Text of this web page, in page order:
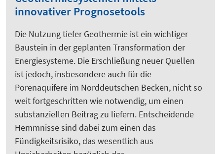
innovativer Prognosetools
Die Nutzung tiefer Geothermie ist ein wichtiger
Baustein in der geplanten Transformation der
Energiesysteme. Die Erschließung neuer Quellen
ist jedoch, insbesondere auch für die
Porenaquifere im Norddeutschen Becken, nicht so
weit fortgeschritten wie notwendig, um einen
substanziellen Beitrag zu liefern. Entscheidende
Hemmnisse sind dabei zum einen das
Fündigkeitsrisiko, das wesentlich aus